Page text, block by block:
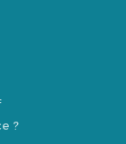
?